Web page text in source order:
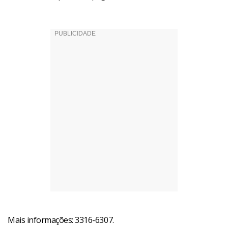
Mais informações: 3316-6307.